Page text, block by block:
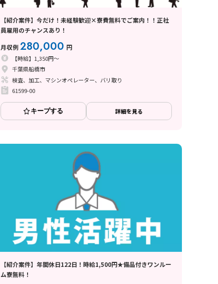
【紹介案件】今だけ！未経験歓迎×寮費無料でご案内！！正社
員雇用のチャンスあり！
月収例280,000 円
【時給】1,350円～
千葉県船橋市
検査、加工、マシンオペレーター、バリ取り
61599-00
キープする 詳細を見る
【紹介案件】年間休日122日！時給1,500円★備品付きワンルー
ム寮無料！